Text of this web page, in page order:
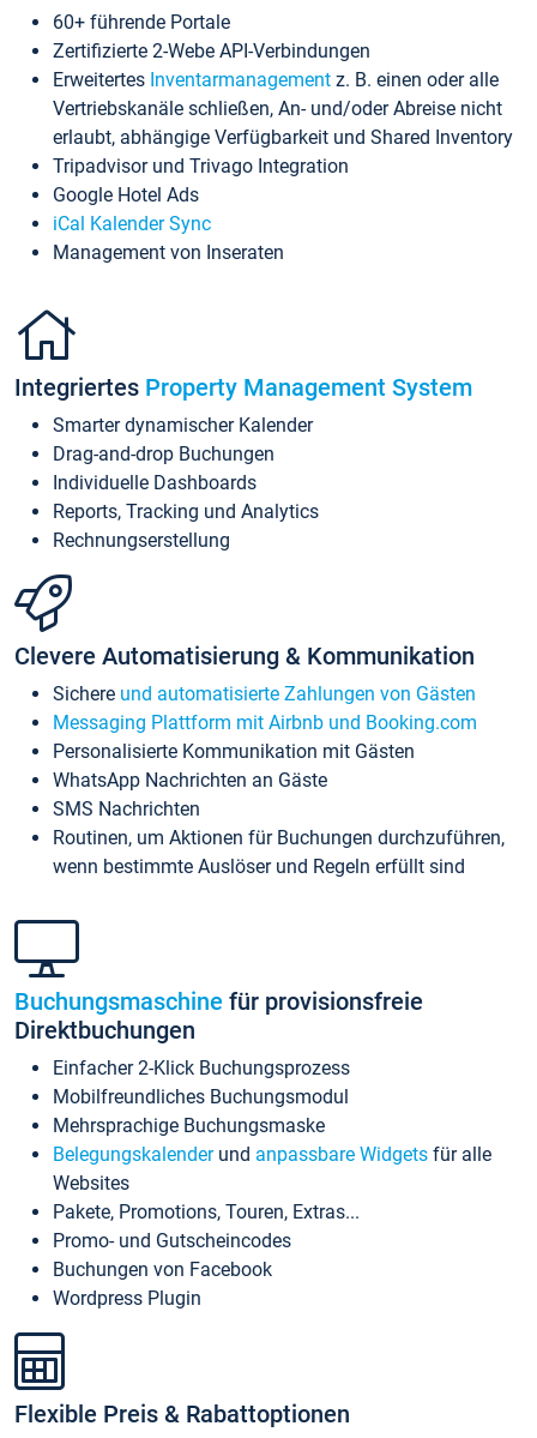
60+ führende Portale
Zertifizierte 2-Webe API-Verbindungen
Erweitertes Inventarmanagement z. B. einen oder alle
Vertriebskanäle schließen, An- und/oder Abreise nicht
erlaubt, abhängige Verfügbarkeit und Shared Inventory
Tripadvisor und Trivago Integration
Google Hotel Ads
iCal Kalender Sync
Management von Inseraten
Integriertes Property Management System
Smarter dynamischer Kalender
Drag-and-drop Buchungen
Individuelle Dashboards
Reports, Tracking und Analytics
Rechnungserstellung
Clevere Automatisierung & Kommunikation
Sichere und automatisierte Zahlungen von Gästen
Messaging Plattform mit Airbnb und Booking.com
Personalisierte Kommunikation mit Gästen
WhatsApp Nachrichten an Gäste
SMS Nachrichten
Routinen, um Aktionen für Buchungen durchzuführen,
wenn bestimmte Auslöser und Regeln erfüllt sind
Buchungsmaschine für provisionsfreie
Direktbuchungen
Einfacher 2-Klick Buchungsprozess
Mobilfreundliches Buchungsmodul
Mehrsprachige Buchungsmaske
Belegungskalenderund anpassbare Widgets für alle
Websites
Pakete, Promotions, Touren, Extras...
Promo- und Gutscheincodes
Buchungen von Facebook
Wordpress Plugin
Flexible Preis & Rabattoptionen